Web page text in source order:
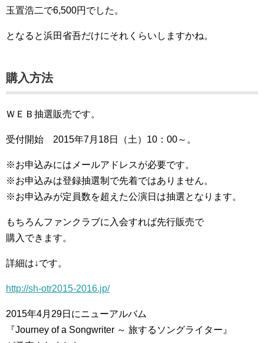
玉置浩二で6,500円でした。
となると浜田省吾だけにそれくらいしますかね。
購入方法
ＷＥＢ抽選販売です。
受付開始 2015年7月18日（土）10：00～。
※お申込みにはメールアドレスが必要です。
※お申込みは登録抽選制で先着ではありません。
※お申込みが定員数を超えた公演日は抽選となります。
もちろんファンクラブに入会すれば先行販売で
購入できます。
詳細は↓です。
http://sh-otr2015-2016.jp/
2015年4月29日にニューアルバム
『Journey of a Songwriter ～ 旅するソングライター』